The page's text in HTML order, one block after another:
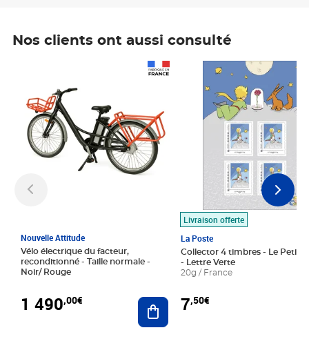
Nos clients ont aussi consulté
Nouvelle Attitude
Vélo électrique du facteur,
reconditionné - Taille normale -
Noir/ Rouge
1 490,00€ Ajouter au panier
Livraison offerte
La Poste
Collector 4 timbres - Le Petit
- Lettre Verte
20g / France
7,50€
Prix 7,50€